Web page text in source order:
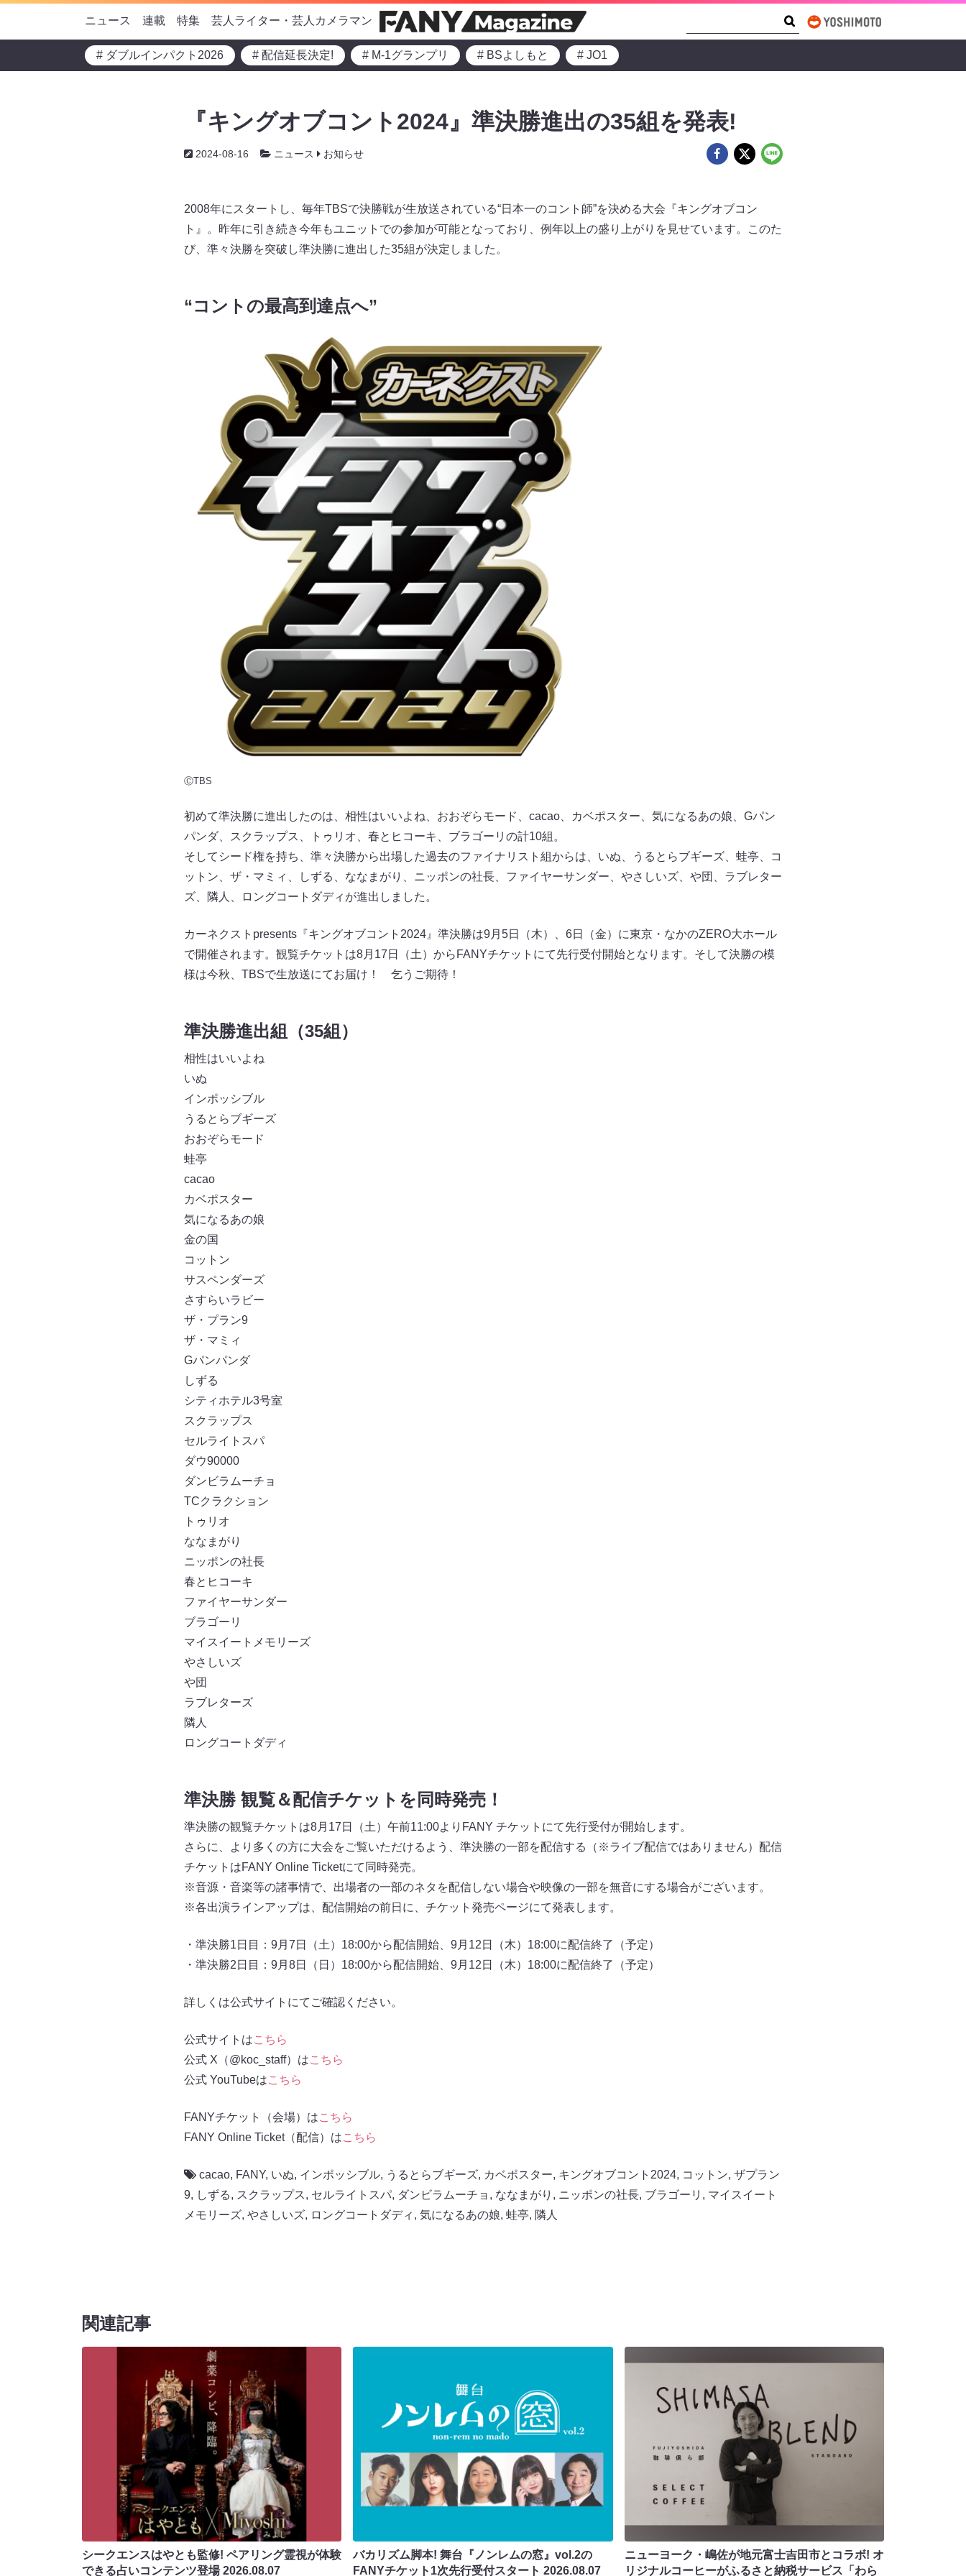
ニュース 連載 特集 芸人ライター・芸人カメラマン
# ダブルインパクト2026 # 配信延長決定! # M-1グランプリ # BSよしもと # JO1
『キングオブコント2024』準決勝進出の35組を発表!
2024-08-16 ニュース お知らせ
2008年にスタートし、毎年TBSで決勝戦が生放送されている“日本一のコント師”を決める大会『キングオブコン
ト』。昨年に引き続き今年もユニットでの参加が可能となっており、例年以上の盛り上がりを見せています。このた
び、準々決勝を突破し準決勝に進出した35組が決定しました。
“コントの最高到達点へ”
ⒸTBS
初めて準決勝に進出したのは、相性はいいよね、おおぞらモード、cacao、カベポスター、気になるあの娘、Gパン
パンダ、スクラップス、トゥリオ、春とヒコーキ、ブラゴーリの計10組。
そしてシード権を持ち、準々決勝から出場した過去のファイナリスト組からは、いぬ、うるとらブギーズ、蛙亭、コ
ットン、ザ・マミィ、しずる、ななまがり、ニッポンの社長、ファイヤーサンダー、やさしいズ、や団、ラブレター
ズ、隣人、ロングコートダディが進出しました。
カーネクストpresents『キングオブコント2024』準決勝は9月5日（木）、6日（金）に東京・なかのZERO大ホール
で開催されます。観覧チケットは8月17日（土）からFANYチケットにて先行受付開始となります。そして決勝の模
様は今秋、TBSで生放送にてお届け！ 乞うご期待！
準決勝進出組（35組）
相性はいいよね
いぬ
インポッシブル
うるとらブギーズ
おおぞらモード
蛙亭
cacao
カベポスター
気になるあの娘
金の国
コットン
サスペンダーズ
さすらいラビー
ザ・プラン9
ザ・マミィ
Gパンパンダ
しずる
シティホテル3号室
スクラップス
セルライトスパ
ダウ90000
ダンビラムーチョ
TCクラクション
トゥリオ
ななまがり
ニッポンの社長
春とヒコーキ
ファイヤーサンダー
ブラゴーリ
マイスイートメモリーズ
やさしいズ
や団
ラブレターズ
隣人
ロングコートダディ
準決勝 観覧＆配信チケットを同時発売！
準決勝の観覧チケットは8月17日（土）午前11:00よりFANY チケットにて先行受付が開始します。
さらに、より多くの方に大会をご覧いただけるよう、準決勝の一部を配信する（※ライブ配信ではありません）配信
チケットはFANY Online Ticketにて同時発売。
※音源・音楽等の諸事情で、出場者の一部のネタを配信しない場合や映像の一部を無音にする場合がございます。
※各出演ラインアップは、配信開始の前日に、チケット発売ページにて発表します。
・準決勝1日目：9月7日（土）18:00から配信開始、9月12日（木）18:00に配信終了（予定）
・準決勝2日目：9月8日（日）18:00から配信開始、9月12日（木）18:00に配信終了（予定）
詳しくは公式サイトにてご確認ください。
公式サイトはこちら
公式 X（@koc_staff）はこちら
公式 YouTubeはこちら
FANYチケット（会場）はこちら
FANY Online Ticket（配信）はこちら
cacao, FANY, いぬ, インポッシブル, うるとらブギーズ, カベポスター, キングオブコント2024, コットン, ザプラン
9, しずる, スクラップス, セルライトスパ, ダンビラムーチョ , ななまがり , ニッポンの社長, ブラゴーリ , マイスイート
メモリーズ, やさしいズ, ロングコートダディ , 気になるあの娘, 蛙亭, 隣人
関連記事
シークエンスはやとも監修! ペアリング霊視が体験
できる占いコンテンツ登場2026.08.07
バカリズム脚本! 舞台『ノンレムの窓』vol.2の
FANYチケット1次先行受付スタート2026.08.07
ニューヨーク・嶋佐が地元富士吉田市とコラボ! オ
リジナルコーヒーがふるさと納税サービス「わら